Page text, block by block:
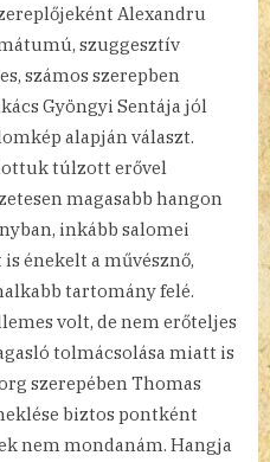
Alexandru
szuggesztív
számos szerepben
Gyöngyi Sentája jól
alapján választ.
túlzott erővel
magasabb hangon
inkább salomei
énekelt a művésznő,
tartomány felé.
volt, de nem erőteljes
tolmácsolása miatt is
szerepében Thomas
biztos pontként
nem mondanám. Hangja